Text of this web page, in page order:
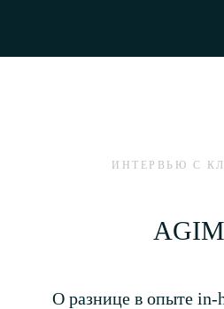
ИНТЕРВЬЮ С
О разнице в опыте in-